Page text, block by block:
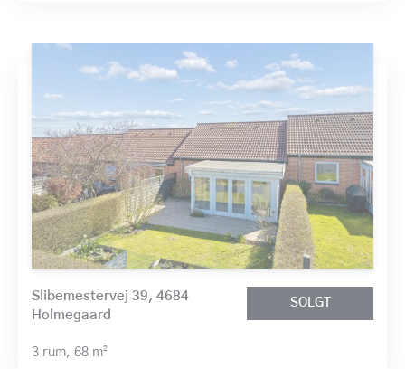
Slibemestervej 39, 4684
Holmegaard
SOLGT
3 rum, 68 m²